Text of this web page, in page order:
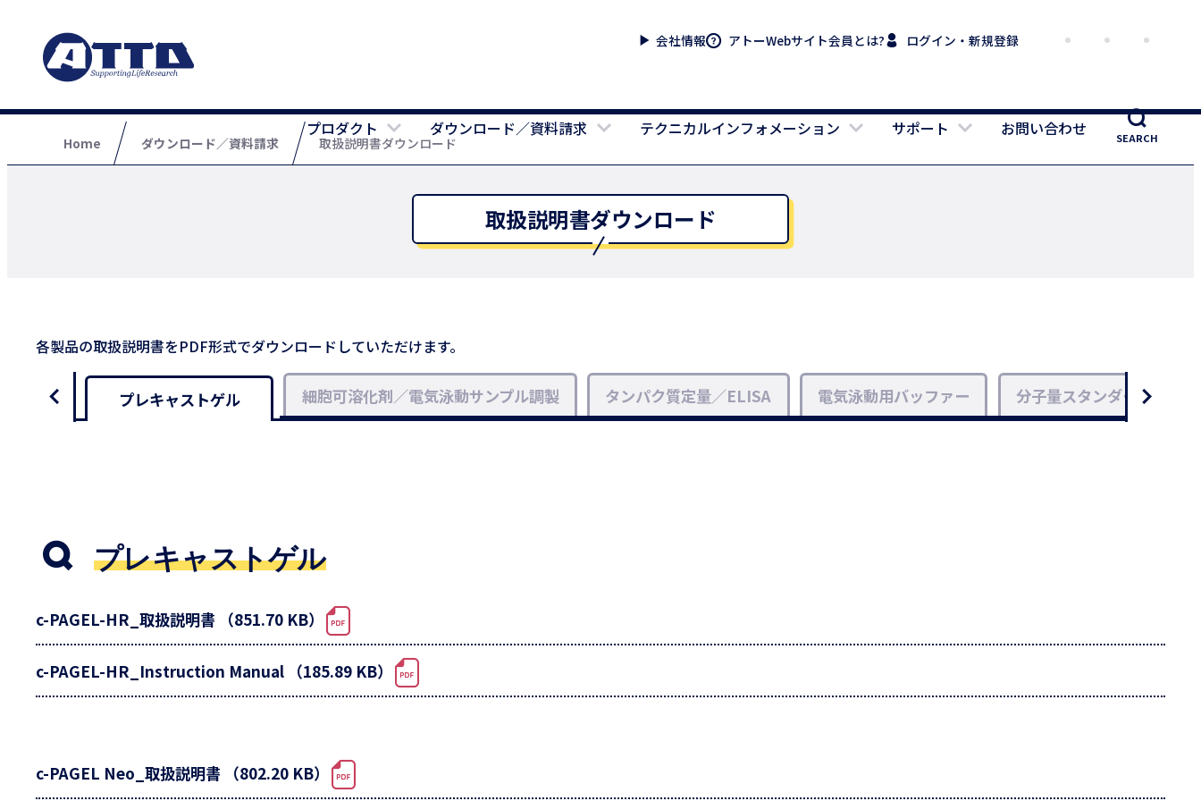
会社情報 アトーWebサイト会員とは? ログイン・新規登録
プロダクト ダウンロード／資料請求 テクニカルインフォメーション サポート お問い合わせ SEARCH
Home ダウンロード／資料請求 取扱説明書ダウンロード
取扱説明書ダウンロード
各製品の取扱説明書をPDF形式でダウンロードしていただけます。
プレキャストゲル 細胞可溶化剤／電気泳動サンプル調製 タンパク質定量／ELISA 電気泳動用バッファー 分子量スタンダード
プレキャストゲル
c-PAGEL-HR_取扱説明書 （851.70 KB）
c-PAGEL-HR_Instruction Manual （185.89 KB）
c-PAGEL Neo_取扱説明書 （802.20 KB）